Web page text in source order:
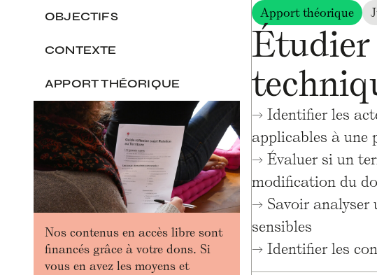
OBJECTIFS
CONTEXTE
APPORT THÉORIQUE
Nos contenus en accès libre sont
financés grâce à votre dons. Si
vous en avez les moyens et
Apport théorique
→ Identifier les
applicables à une
→ Évaluer si un
modification du
→ Savoir analyser
sensibles
→ Identifier les